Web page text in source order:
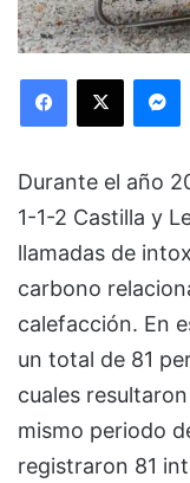
Facebook
X
Durante el año
1-1-2 Castilla y
llamadas de
carbono
calefacción. En
un total de 81
cuales
mismo periodo
registraron 81